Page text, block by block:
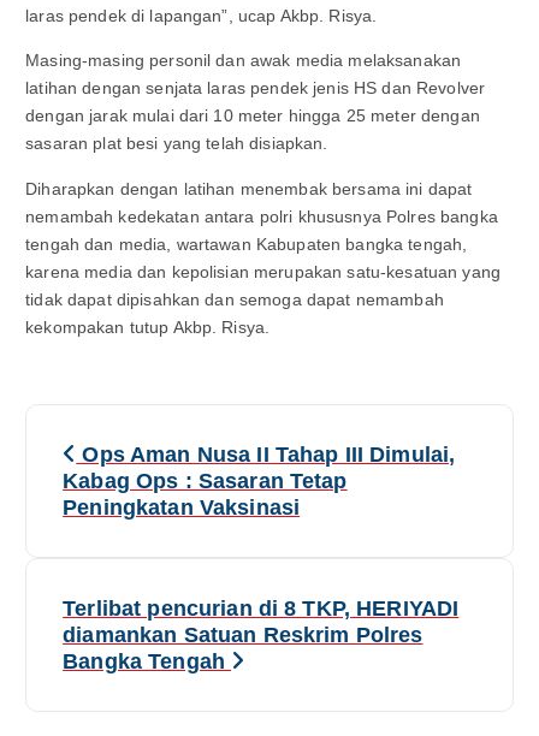
laras pendek di lapangan”, ucap Akbp. Risya.
Masing-masing personil dan awak media melaksanakan
latihan dengan senjata laras pendek jenis HS dan Revolver
dengan jarak mulai dari 10 meter hingga 25 meter dengan
sasaran plat besi yang telah disiapkan.
Diharapkan dengan latihan menembak bersama ini dapat
nemambah kedekatan antara polri khususnya Polres bangka
tengah dan media, wartawan Kabupaten bangka tengah,
karena media dan kepolisian merupakan satu-kesatuan yang
tidak dapat dipisahkan dan semoga dapat nemambah
kekompakan tutup Akbp. Risya.
Ops Aman Nusa II Tahap III Dimulai,
Kabag Ops : Sasaran Tetap
Peningkatan Vaksinasi
Terlibat pencurian di 8 TKP, HERIYADI
diamankan Satuan Reskrim Polres
Bangka Tengah